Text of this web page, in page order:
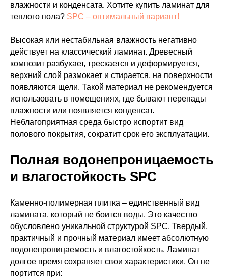
влажности и конденсата. Хотите купить ламинат для
теплого пола? SPC – оптимальный вариант!
Высокая или нестабильная влажность негативно
действует на классический ламинат. Древесный
композит разбухает, трескается и деформируется,
верхний слой размокает и стирается, на поверхности
появляются щели. Такой материал не рекомендуется
использовать в помещениях, где бывают перепады
влажности или появляется конденсат.
Неблагоприятная среда быстро испортит вид
полового покрытия, сократит срок его эксплуатации.
Полная водонепроницаемость
и влагостойкость SPC
Каменно-полимерная плитка – единственный вид
ламината, который не боится воды. Это качество
обусловлено уникальной структурой SPC. Твердый,
практичный и прочный материал имеет абсолютную
водонепроницаемость и влагостойкость. Ламинат
долгое время сохраняет свои характеристики. Он не
портится при: